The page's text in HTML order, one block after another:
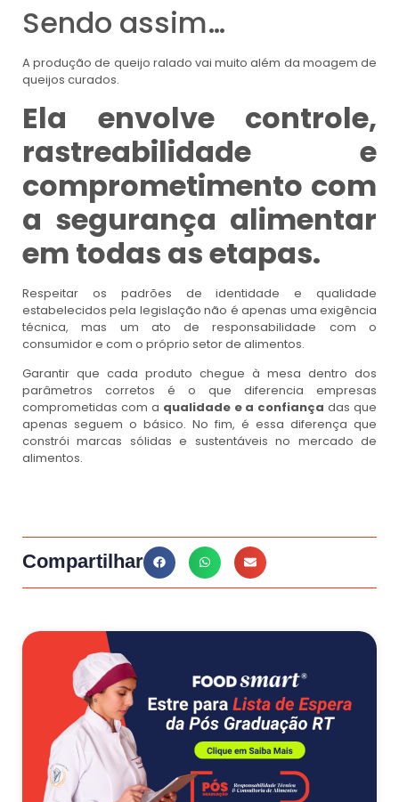
Sendo assim…
A produção de queijo ralado vai muito além da moagem de
queijos curados.
Ela envolve controle,
rastreabilidade e
comprometimento com
a segurança alimentar
em todas as etapas.
Respeitar os padrões de identidade e qualidade
estabelecidos pela legislação não é apenas uma exigência
técnica, mas um ato de responsabilidade com o
consumidor e com o próprio setor de alimentos.
Garantir que cada produto chegue à mesa dentro dos
parâmetros corretos é o que diferencia empresas
comprometidas com a qualidade e a confiança das que
apenas seguem o básico. No fim, é essa diferença que
constrói marcas sólidas e sustentáveis no mercado de
alimentos.
Compartilhar